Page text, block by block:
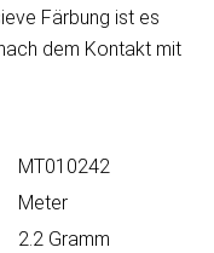
Färbung ist es
dem Kontakt mit
MT010242
Meter
2.2 Gramm